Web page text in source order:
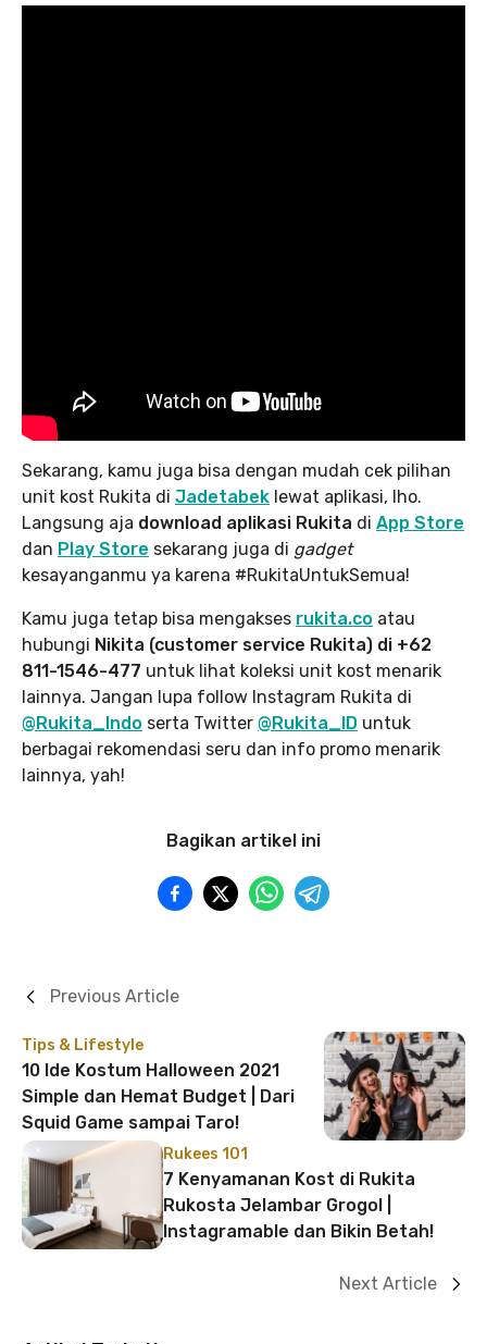
Sekarang, kamu juga bisa dengan mudah cek pilihan
unit kost Rukita di Jadetabek lewat aplikasi, lho.
Langsung aja download aplikasi Rukita di App Store
dan Play Store sekarang juga di gadget
kesayanganmu ya karena #RukitaUntukSemua!
Kamu juga tetap bisa mengakses rukita.co atau
hubungi Nikita (customer service Rukita) di +62
811-1546-477 untuk lihat koleksi unit kost menarik
lainnya. Jangan lupa follow Instagram Rukita di
@Rukita_Indo serta Twitter @Rukita_ID untuk
berbagai rekomendasi seru dan info promo menarik
lainnya, yah!
Bagikan artikel ini
Tips & Lifestyle
10 Ide Kostum Halloween 2021
Simple dan Hemat Budget | Dari
Squid Game sampai Taro!
Previous Article
Rukees 101
7 Kenyamanan Kost di Rukita
Rukosta Jelambar Grogol |
Instagramable dan Bikin Betah!
Next Article